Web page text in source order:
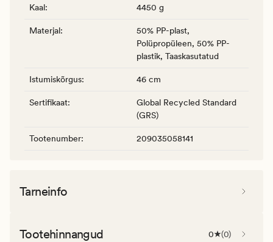
Kaal: 4450 g
Materjal:
50% PP-plast,
Polüpropüleen, 50% PP-
plastik, Taaskasutatud
Istumiskõrgus: 46 cm
Sertifikaat:
Global Recycled Standard
(GRS)
Tootenumber: 209035058141
Tarneinfo
Tootehinnangud 0 (0)